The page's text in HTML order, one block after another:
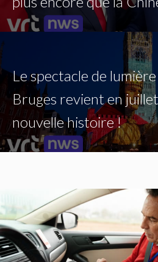
Le spectacle de
Bruges revient en
nouvelle histoire !